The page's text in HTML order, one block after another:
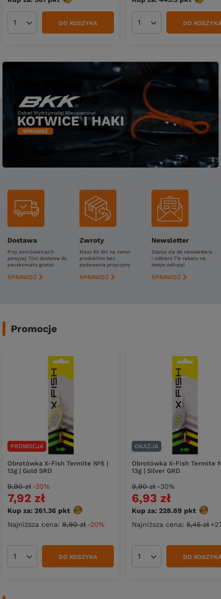
Ilość produktówDO KOSZYKA Ilość produktów
DO
Dostawa
Przy zamówieniach
powyżej 70zl dostawa do
paczkomatu gratis!
SPRAWDŹ
Zwroty
Masz 60 dni na zwrot
produktów bez
podawania przyczyny
SPRAWDŹ
Newsletter
Zapisz się do newslettera
i odbierz 7% rabatu na
swoje zakupy!
SPRAWDŹ
Promocje
PROMOCJA
Obrotówka X-Fish Termite №5 |
13g | Gold SRD
7,92 zł
Kup za: 261.36 pkt punktów
Najniższa cena: 9,90 zł -20%
9,90 zł -20%
Ilość produktówDO KOSZYKA
OKAZJA
Obrotówka X-Fish Termite
13g | Silver GRD
6,93 zł
Kup za: 228.69 pkt
Najniższa cena:5,45 zł
9,90 zł -30%
Ilość produktów
DO